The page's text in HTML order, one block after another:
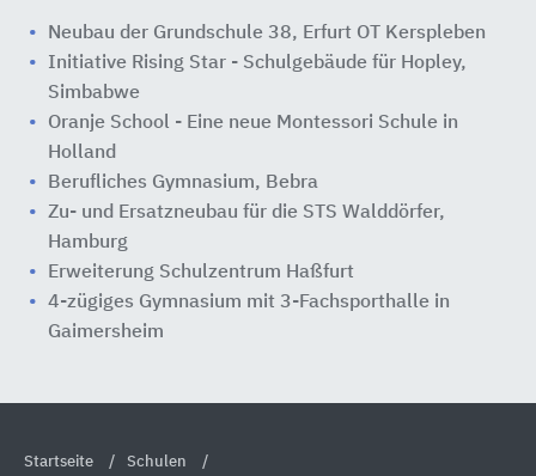
Neubau der Grundschule 38, Erfurt OT Kerspleben
Initiative Rising Star - Schulgebäude für Hopley,
Simbabwe
Oranje School - Eine neue Montessori Schule in
Holland
Berufliches Gymnasium, Bebra
Zu- und Ersatzneubau für die STS Walddörfer,
Hamburg
Erweiterung Schulzentrum Haßfurt
4-zügiges Gymnasium mit 3-Fachsporthalle in
Gaimersheim
Startseite
Schulen